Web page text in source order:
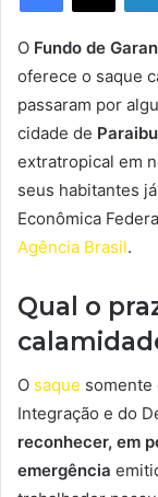
O Fundo de
oferece o saque
passaram por
cidade de
extratropical em
seus habitantes
Econômica
Agência Brasil.
Qual o
O saque somente
Integração e do
reconhecer, em
emergência